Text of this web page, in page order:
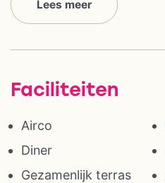
Lees meer
Faciliteiten
Airco
Diner
Gezamenlijk terras